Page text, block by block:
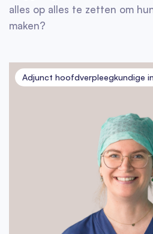
alles op alles te zetten om
maken?
Adjunct hoofdverpleegkundige